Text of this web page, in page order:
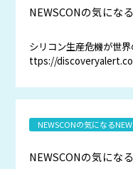
NEWSCONの気にな
シリコン生産危機が世
ttps://
NEWSCONの気になる
NEWSCONの気にな